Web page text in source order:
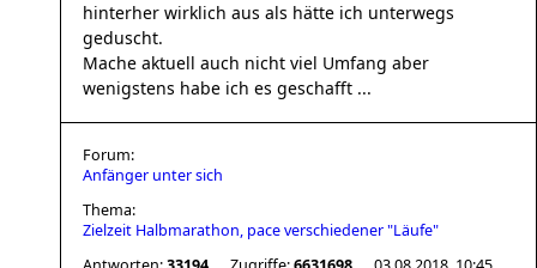
hinterher wirklich aus als hätte ich unterwegs
geduscht.
Mache aktuell auch nicht viel Umfang aber
wenigstens habe ich es geschafft ...
Forum:
Anfänger unter sich
Thema:
Zielzeit Halbmarathon, pace verschiedener "Läufe"